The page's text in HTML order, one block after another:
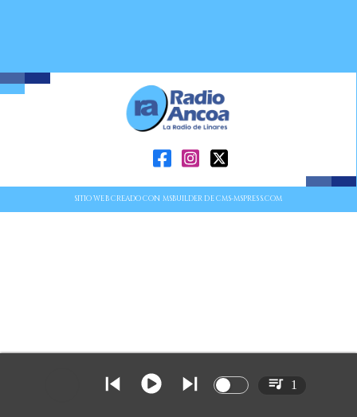
SITIO WEB CREADO CON MSBUILDER DE CMS-MSPRESS.COM
1